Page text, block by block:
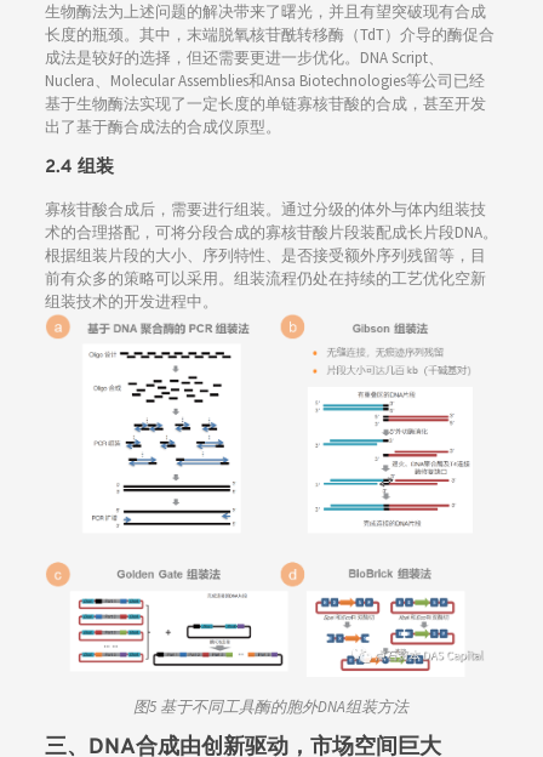
生物酶法为上述问题的解决带来了曙光，并且有望突破现有合成
长度的瓶颈。其中，末端脱氧核苷酰转移酶（TdT）介导的酶促合
成法是较好的选择，但还需要更进一步优化。DNA Script、
Nuclera、Molecular Assemblies和Ansa Biotechnologies等公司已经
基于生物酶法实现了一定长度的单链寡核苷酸的合成，甚至开发
出了基于酶合成法的合成仪原型。
2.4 组装
寡核苷酸合成后，需要进行组装。通过分级的体外与体内组装技
术的合理搭配，可将分段合成的寡核苷酸片段装配成长片段DNA。
根据组装片段的大小、序列特性、是否接受额外序列残留等，目
前有众多的策略可以采用。组装流程仍处在持续的工艺优化空新
组装技术的开发进程中。
图5 基于不同工具酶的胞外DNA组装方法
三、 DNA合成由创新驱动，市场空间巨大